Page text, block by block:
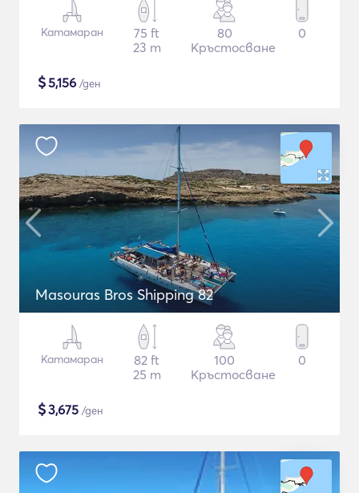
Катамаран
75 ft
23 m
80
Кръстосване
0
$5,156 /ден
Masouras Bros Shipping 82
Катамаран
82 ft
25 m
100
Кръстосване
0
$3,675 /ден